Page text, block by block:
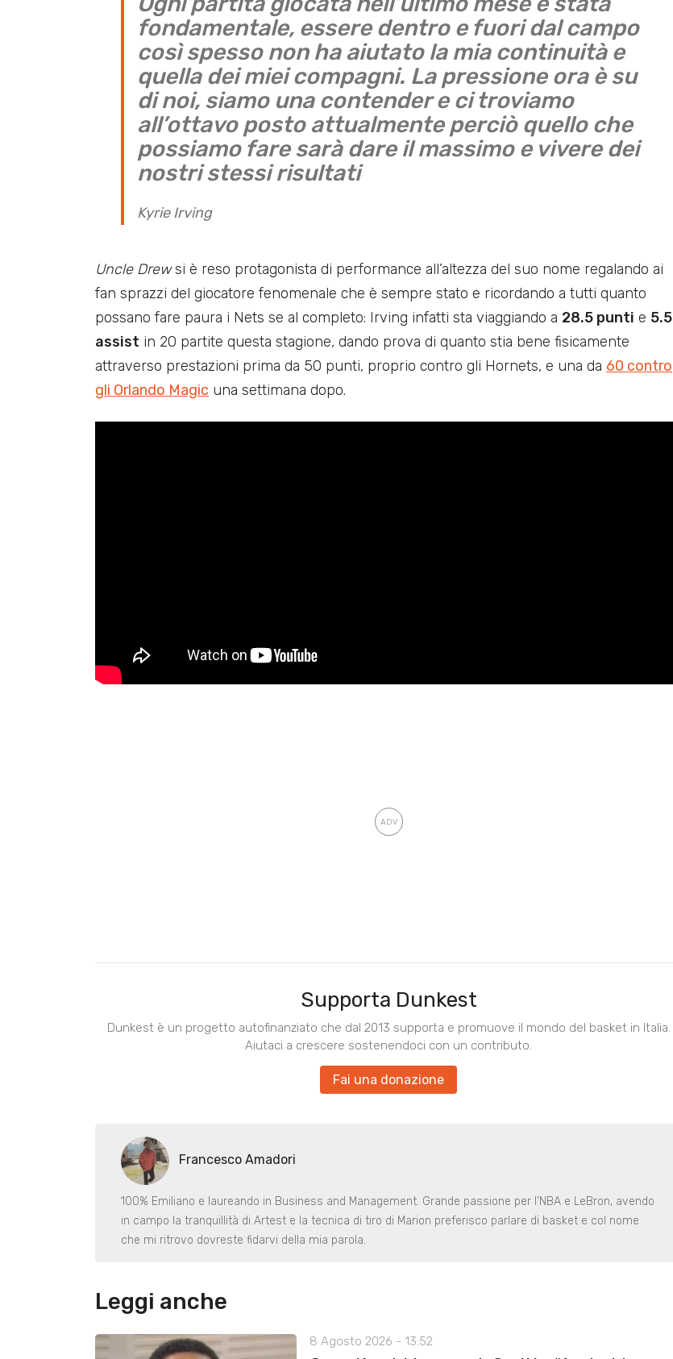
fondamentale, essere dentro e fuori dal campo
così spesso non ha aiutato la mia continuità e
quella dei miei compagni. La pressione ora è su
di noi, siamo una contender e ci troviamo
all’ottavo posto attualmente perciò quello che
possiamo fare sarà dare il massimo e vivere dei
nostri stessi risultati
Kyrie Irving
Uncle Drewsi è reso protagonista di performance all’altezza del suo nome regalando ai
fan sprazzi del giocatore fenomenale che è sempre stato e ricordando a tutti quanto
possano fare paura i Nets se al completo: Irving infatti sta viaggiando a 28.5 punti e 5.5
assist in 20 partite questa stagione, dando prova di quanto stia bene fisicamente
attraverso prestazioni prima da 50 punti, proprio contro gli Hornets, e una da 60 contro
gli Orlando Magic una settimana dopo.
Supporta Dunkest
Dunkest è un progetto autofinanziato che dal 2013 supporta e promuove il mondo del basket in Italia.
Aiutaci a crescere sostenendoci con un contributo.
Fai una donazione
Francesco Amadori
100% Emiliano e laureando in Business and Management. Grande passione per l’NBA e LeBron, avendo
in campo la tranquillità di Artest e la tecnica di tiro di Marion preferisco parlare di basket e col nome
che mi ritrovo dovreste fidarvi della mia parola.
Leggi anche
8 Agosto 2026 - 13:52